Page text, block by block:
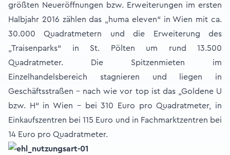
größten Neueröffnungen bzw. Erweiterungen im ersten
Halbjahr 2016 zählen das „huma eleven“ in Wien mit ca.
30.000 Quadratmetern und die Erweiterung des
„Traisenparks“ in St. Pölten um rund 13.500
Quadratmeter. Die Spitzenmieten im
Einzelhandelsbereich stagnieren und liegen in
Geschäftsstraßen – nach wie vor top ist das „Goldene U
bzw. H“ in Wien – bei 310 Euro pro Quadratmeter, in
Einkaufszentren bei 115 Euro und in Fachmarktzentren bei
14 Euro pro Quadratmeter.